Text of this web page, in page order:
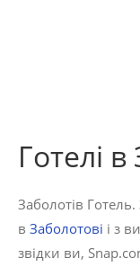
Готелі
Заболотів
в Заболотові і з
звідки ви,